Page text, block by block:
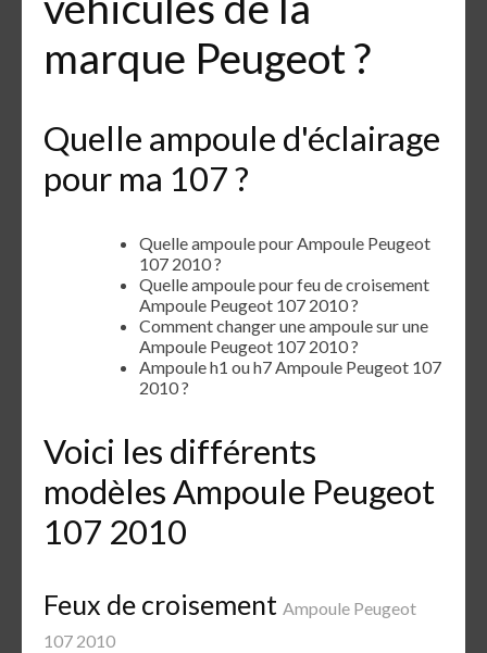
marque Peugeot ?
Quelle ampoule d'éclairage
pour ma 107 ?
Quelle ampoule pour Ampoule Peugeot
107 2010 ?
Quelle ampoule pour feu de croisement
Ampoule Peugeot 107 2010 ?
Comment changer une ampoule sur une
Ampoule Peugeot 107 2010 ?
Ampoule h1 ou h7 Ampoule Peugeot 107
2010 ?
Voici les différents
modèles Ampoule Peugeot
107 2010
Feux de croisement Ampoule Peugeot
107 2010